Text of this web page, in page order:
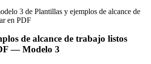
de alcance de trabajo listos
— Modelo 3